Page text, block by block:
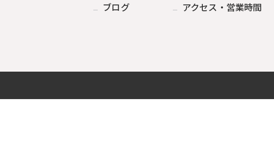
ブログ アクセス・営業時間